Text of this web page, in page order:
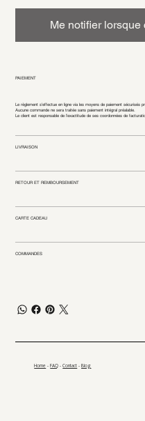
Me notifier
PAIEMENT
Le règlement s’effectue en ligne via les moyens de paiement sécurisés
Aucune commande ne sera traitée sans paiement intégral préalable.
Le client est responsable de l’exactitude de ses coordonnées de
LIVRAISON
RETOUR ET REMBOURSEMENT
CARTE CADEAU
COMMANDES
Home -FAQ -Contact -Blog